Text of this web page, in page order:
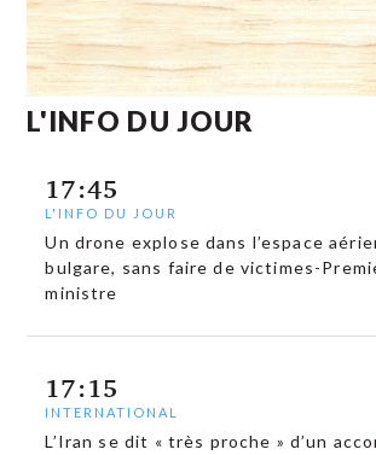
L'INFO DU JOUR
17:45
L'INFO DU JOUR
Un drone explose dans l’espace
bulgare, sans faire de victimes-
ministre
17:15
INTERNATIONAL
L’Iran se dit « très proche » d’un